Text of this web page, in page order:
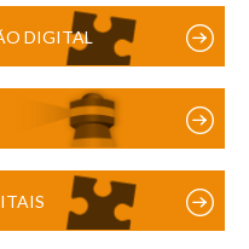
DIGITAL